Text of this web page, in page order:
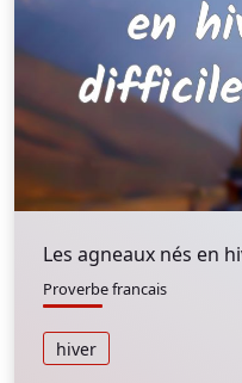
Les agneaux nés en
Proverbe francais
hiver